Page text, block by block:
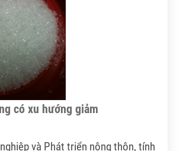
ăn chăn nuôi thành phẩm không có
có xu hướng giảm
và Phát triển nông thôn, tính